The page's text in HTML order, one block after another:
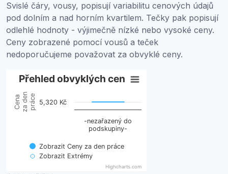
Svislé čáry, vousy, popisují variabilitu cenových údajů
pod dolním a nad horním kvartilem. Tečky pak popisují
odlehlé hodnoty - výjimečně nízké nebo vysoké ceny.
Ceny zobrazené pomocí vousů a teček
nedoporučujeme považovat za obvyklé ceny.
Přehled obvyklých cen
Combination chart with 2 data series.
View as data table, Přehled obvyklých cen
The chart has 1 X axis displaying categories.
Cenaza denpráce
Přehled obvyklých cen
Zobrazit Ceny za den práce
Zobrazit Extrémy
-nezařazený do
podskupiny-
5,320 Kč
Highcharts.com